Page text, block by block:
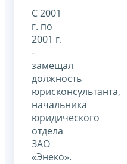
С 2001
г. по
2001 г.
-
замещал
должность
юрисконсультанта,
начальника
юридического
отдела
ЗАО
«Энеко».